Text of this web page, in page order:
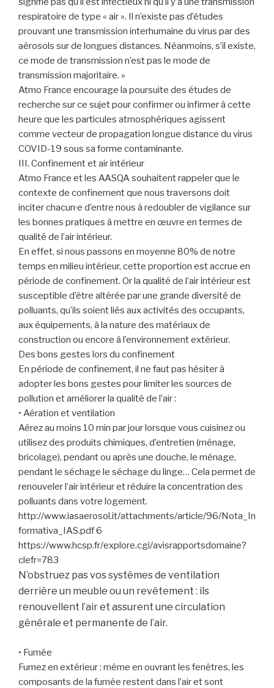
respiratoire de type « air ». Il n’existe pas d’études
prouvant une transmission interhumaine du virus par des
aérosols sur de longues distances. Néanmoins, s’il existe,
ce mode de transmission n’est pas le mode de
transmission majoritaire. »
Atmo France encourage la poursuite des études de
recherche sur ce sujet pour confirmer ou infirmer à cette
heure que les particules atmosphériques agissent
comme vecteur de propagation longue distance du virus
COVID-19 sous sa forme contaminante.
III. Confinement et air intérieur
Atmo France et les AASQA souhaitent rappeler que le
contexte de confinement que nous traversons doit
inciter chacun·e d’entre nous à redoubler de vigilance sur
les bonnes pratiques à mettre en œuvre en termes de
qualité de l’air intérieur.
En effet, si nous passons en moyenne 80% de notre
temps en milieu intérieur, cette proportion est accrue en
période de confinement. Or la qualité de l’air intérieur est
susceptible d’être altérée par une grande diversité de
polluants, qu’ils soient liés aux activités des occupants,
aux équipements, à la nature des matériaux de
construction ou encore à l’environnement extérieur.
Des bons gestes lors du confinement
En période de confinement, il ne faut pas hésiter à
adopter les bons gestes pour limiter les sources de
pollution et améliorer la qualité de l’air :
• Aération et ventilation
Aérez au moins 10 min par jour lorsque vous cuisinez ou
utilisez des produits chimiques, d’entretien (ménage,
bricolage), pendant ou après une douche, le ménage,
pendant le séchage le séchage du linge… Cela permet de
renouveler l’air intérieur et réduire la concentration des
polluants dans votre logement.
http://www.iasaerosol.it/attachments/article/96/Nota_In
formativa_IAS.pdf 6
https://www.hcsp.fr/explore.cgi/avisrapportsdomaine?
clefr=783
N’obstruez pas vos systèmes de ventilation
derrière un meuble ou un revêtement : ils
renouvellent l’air et assurent une circulation
générale et permanente de l’air.
• Fumée
Fumez en extérieur : même en ouvrant les fenêtres, les
composants de la fumée restent dans l’air et sont